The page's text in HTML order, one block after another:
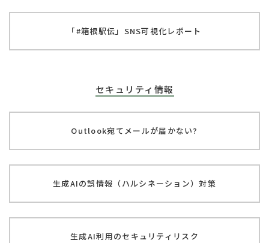
「#箱根駅伝」 SNS可視化レポート
セキュリティ情報
Outlook宛てメールが届かない?
生成AIの誤情報 （ハルシネーション）対策
生成AI利用のセキュリティリスク